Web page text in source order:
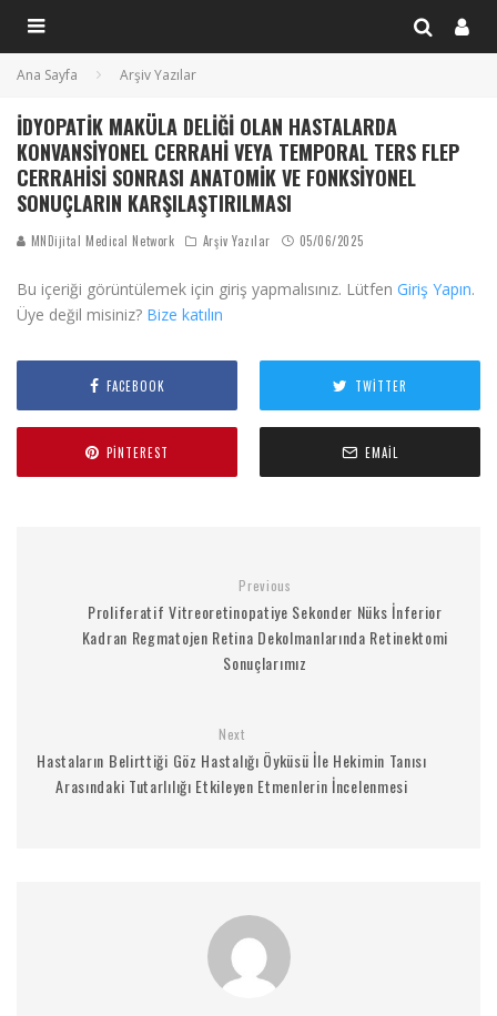
Ana Sayfa Arşiv Yazılar
İDYOPATIK MAKÜLA DELIĞI OLAN HASTALARDA
KONVANSIYONEL CERRAHI VEYA TEMPORAL TERS FLEP
CERRAHISI SONRASI ANATOMIK VE FONKSIYONEL
SONUÇLARIN KARŞILAŞTIRILMASI
MNDijital Medical Network Arşiv Yazılar 05/06/2025
Bu içeriği görüntülemek için giriş yapmalısınız. Lütfen Giriş Yapın.
Üye değil misiniz? Bize katılın
FACEBOOK TWITTER
PINTEREST EMAIL
Previous
Proliferatif Vitreoretinopatiye Sekonder Nüks İnferior
Kadran Regmatojen Retina Dekolmanlarında Retinektomi
Sonuçlarımız
Next
Hastaların Belirttiği Göz Hastalığı Öyküsü İle Hekimin Tanısı
Arasındaki Tutarlılığı Etkileyen Etmenlerin İncelenmesi